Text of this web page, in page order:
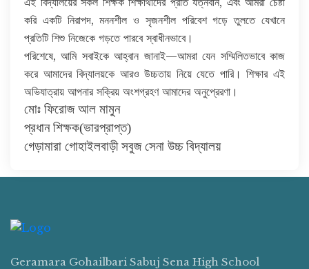
করি একটি নিরাপদ, মননশীল ও সৃজনশীল পরিবেশ গড়ে তুলতে যেখানে
প্রতিটি শিশু নিজেকে গড়তে পারবে স্বাধীনভাবে।
পরিশেষে, আমি সবাইকে আহ্বান জানাই—আমরা যেন সম্মিলিতভাবে কাজ
করে আমাদের বিদ্যালয়কে আরও উচ্চতায় নিয়ে যেতে পারি। শিক্ষার এই
অভিযাত্রায় আপনার সক্রিয় অংশগ্রহণ আমাদের অনুপ্রেরণা।
মোঃ ফিরোজ আল মামুন
প্রধান শিক্ষক(ভারপ্রাপ্ত)
গেড়ামারা গোহাইলবাড়ী সবুজ সেনা উচ্চ বিদ্যালয়
Geramara Gohailbari Sabuj Sena High School